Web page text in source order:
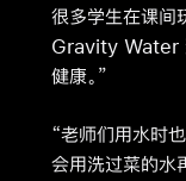
很多学生在课间
Gravity Water
健康。”
“老师们用水时
会用洗过菜的水